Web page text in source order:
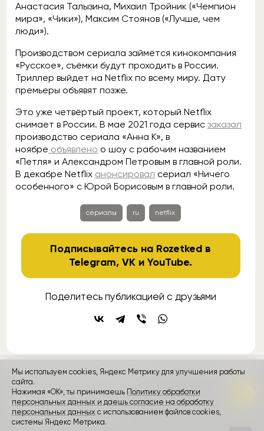
Анастасия Талызина, Михаил Тройник («Чемпион
мира», «Чики»), Максим Стоянов («Лучше, чем
люди»).
Производством сериала займётся кинокомпания
«Русское», съёмки будут проходить в России.
Триллер выйдет на Netflix по всему миру. Дату
премьеры объявят позже.
Это уже четвёртый проект, который Netflix
снимает в России. В мае 2021 года сервис заказал
производство сериала «Анна К», в
ноябре объявлено о шоу с рабочим названием
«Петля» и Александром Петровым в главной роли.
В декабре Netflix анонсировал сериал «Ничего
особенного» с Юрой Борисовым в главной роли.
сериалы ru netflix
Подписывайтесь на Rozetked в
Telegram,VK иYouTube.
Поделитесь публикацией с друзьями
контакты
Rozetked © 2026
Пользовательское соглашение
Мы используем cookies, Яндекс Метрику для улучшения работы
сайта.
Нажимая «ОК», ты принимаешь Политику обработки
персональных данных и даешь согласие на обработку
персональных данных с использованием файлов cookies,
системы Яндекс Метрика.